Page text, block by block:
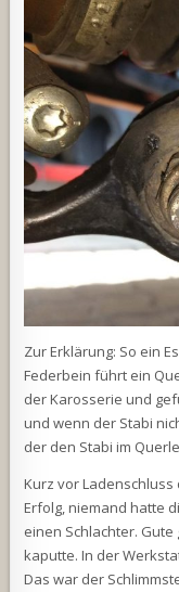
Zur Erklärung: So ein
Federbein führt ein
der Karosserie und
und wenn der Stabi
der den Stabi im
Kurz vor
Erfolg, niemand hatte
einen Schlachter.
kaputte. In der
Das war der